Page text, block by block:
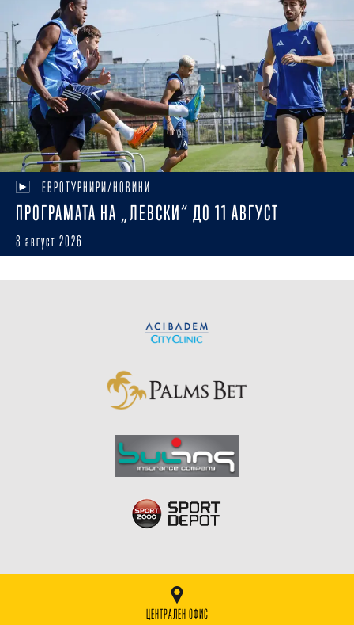
ЕВРОТУРНИРИ/НОВИНИ
ПРОГРАМАТА НА „ЛЕВСКИ“ ДО 11 АВГУСТ
8 август 2026
ЦЕНТРАЛЕН ОФИС